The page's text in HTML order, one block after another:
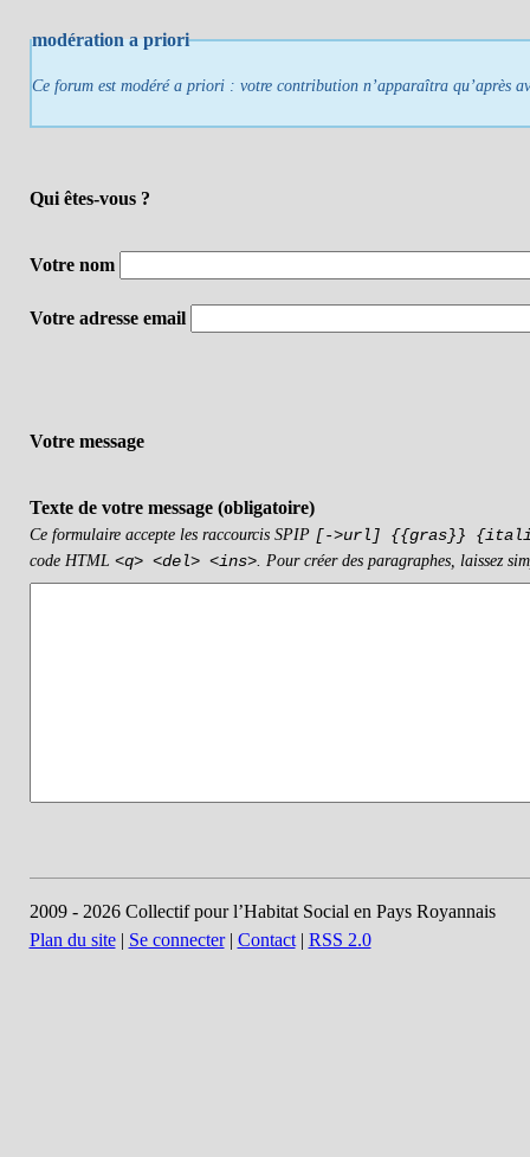
modération a priori
Ce forum est modéré a priori : votre contribution n’apparaîtra qu’après
Qui êtes-vous ?
Votre nom
Votre adresse email
Votre message
Texte de votre message (obligatoire)
Ce formulaire accepte les raccourcis SPIP [->url] {{gras}}
code HTML <q> <del> <ins>. Pour créer des paragraphes, laissez
2009 - 2026 Collectif pour l’Habitat Social en Pays Royannais
Plan du site| Se connecter| Contact| RSS 2.0